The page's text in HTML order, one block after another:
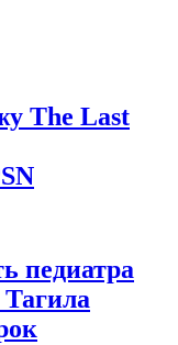
The Last
педиатра